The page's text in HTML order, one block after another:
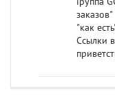
"как
Ссылки